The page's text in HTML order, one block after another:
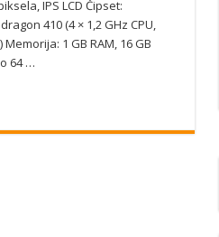
IPS LCD Čipset:
410 (4 × 1,2 GHz CPU,
1 GB RAM, 16 GB
64 …